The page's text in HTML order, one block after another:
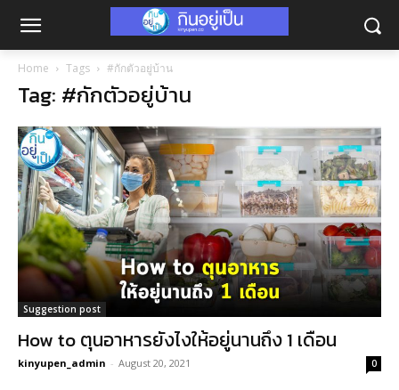
Home Tags #กักตัวอยู่บ้าน
Tag: #กักตัวอยู่บ้าน
Suggestion post
How to ตุนอาหารยังไงให้อยู่นานถึง 1 เดือน
kinyupen_admin - August 20, 2021 0